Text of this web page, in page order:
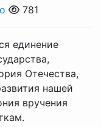
781
единение
Отечества,
нашей
вручения